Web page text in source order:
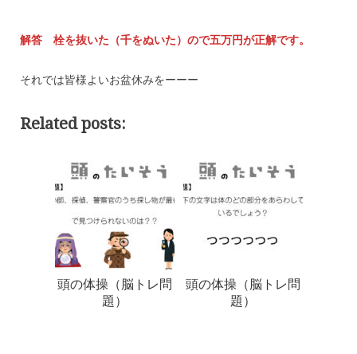
解答 栓を抜いた（千をぬいた）ので五万円が正解です。
それでは皆様よいお盆休みをーーー
Related posts:
頭の体操（脳トレ問
題）
頭の体操（脳トレ問
題）